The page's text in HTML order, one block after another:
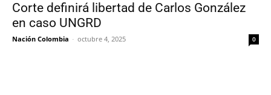
Corte definirá libertad de Carlos González
en caso UNGRD
Nación Colombia - octubre 4, 2025 0